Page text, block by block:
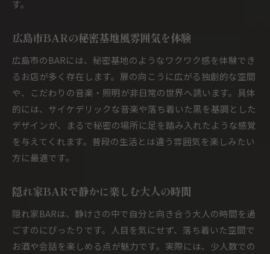
す。
広島市BARの秘密基地風雰囲気を体験
広島市のBARには、秘密基地のようなワクワク感を体験でき
るお店が多く存在します。扉の向こうに広がる独創的な空間
や、こだわりの音楽・照明が非日常の世界へ誘います。具体
的には、サイケデリックな音楽や落ち着いた黒を基調とした
デザインが、まるで秘密の場所に足を踏み入れたような感覚
を与えてくれます。普段の生活とは違う雰囲気を楽しみたい
方に最適です。
隠れ家BARで静かに楽しむ大人の時間
隠れ家BARは、静けさの中で自分と向き合う大人の時間を過
ごすのにぴったりです。人目を気にせず、落ち着いた空間で
お酒や会話を楽しめる点が魅力です。実際には、少人数での